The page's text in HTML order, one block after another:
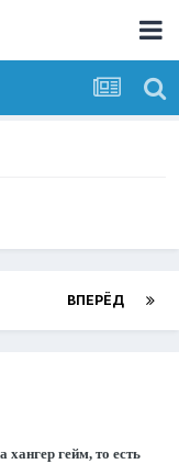
ВПЕРЁД
хангер гейм, то есть